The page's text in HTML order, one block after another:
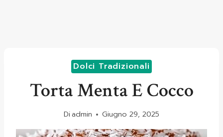
Dolci Tradizionali
Torta Menta E Cocco
Diadmin Giugno 29, 2025